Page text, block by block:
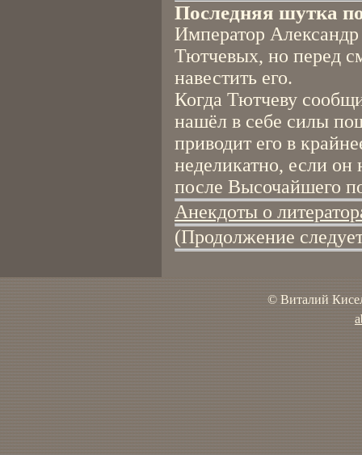
Последняя шутка
Император
Тютчевых, но перед
навестить его.
Когда Тютчеву
нашёл в себе силы
приводит его в
неделикатно, если он
после Высочайшего
Анекдоты о
(Продолжение
© Виталий